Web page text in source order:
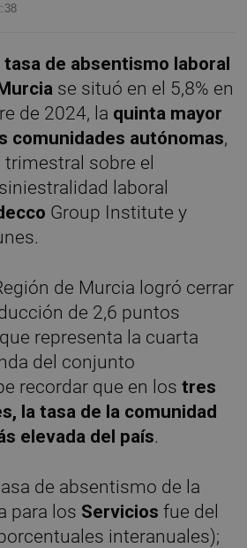
tasa de absentismo laboral
se situó en el 5,8% en
de 2024, la quinta mayor
comunidades autónomas,
sobre el
laboral
Group Institute y
de Murcia logró cerrar
de 2,6 puntos
representa la cuarta
del conjunto
recordar que en lostres
la tasa de la comunidad
elevada del país.
de absentismo de la
para los Serviciosfue del
interanuales);